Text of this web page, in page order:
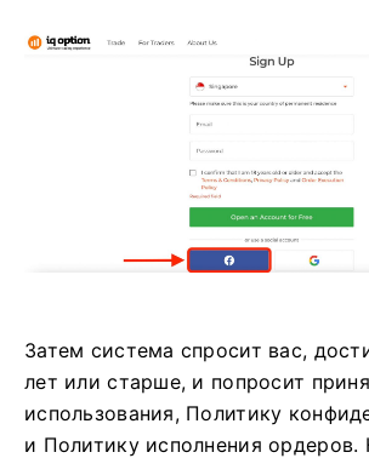
Затем система спросит вас,
лет или старше, и попросит
использования, Политику
и Политику исполнения